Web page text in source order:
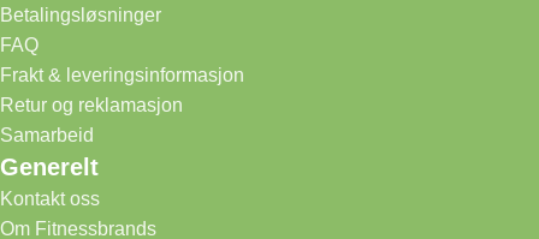
Betalingsløsninger
FAQ
Frakt & leveringsinformasjon
Retur og reklamasjon
Samarbeid
Generelt
Kontakt oss
Om Fitnessbrands